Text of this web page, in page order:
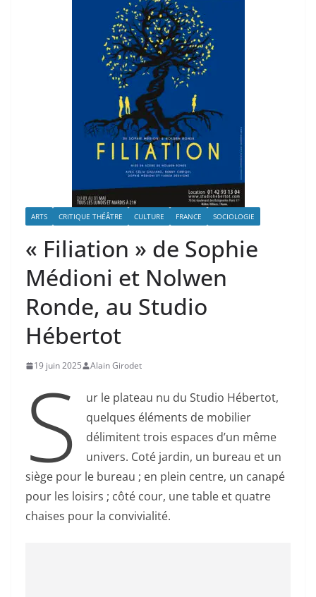
ARTS CRITIQUE THÉÂTRE CULTURE FRANCE SOCIOLOGIE
« Filiation » de Sophie
Médioni et Nolwen
Ronde, au Studio
Hébertot
19 juin 2025 Alain Girodet
S
ur le plateau nu du Studio Hébertot,
quelques éléments de mobilier
délimitent trois espaces d’un même
univers. Coté jardin, un bureau et un
siège pour le bureau ; en plein centre, un canapé
pour les loisirs ; côté cour, une table et quatre
chaises pour la convivialité.